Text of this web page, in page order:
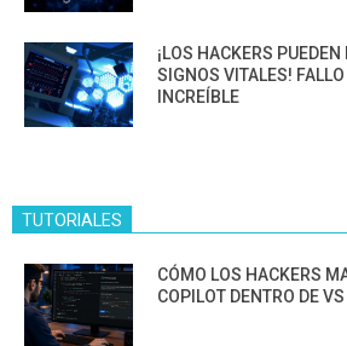
¡LOS HACKERS
SIGNOS VITALES!
INCREÍBLE
TUTORIALES
CÓMO LOS HACKERS
COPILOT DENTRO DE